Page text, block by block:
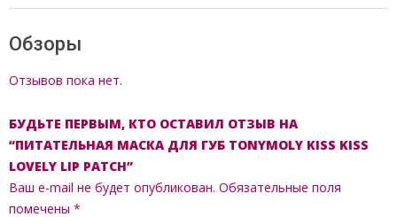
Обзоры
Отзывов пока нет.
БУДЬТЕ ПЕРВЫМ, КТО ОСТАВИЛ ОТЗЫВ НА
“ПИТАТЕЛЬНАЯ МАСКА ДЛЯ ГУБ TONYMOLY KISS KISS
LOVELY LIP PATCH”
Ваш e-mail не будет опубликован. Обязательные поля
помечены *